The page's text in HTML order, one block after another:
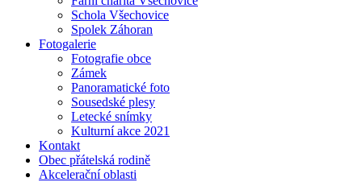
Schola Všechovice
Spolek Záhoran
Fotogalerie
Fotografie obce
Zámek
Panoramatické foto
Sousedské plesy
Letecké snímky
Kulturní akce 2021
Kontakt
Obec přátelská rodině
Akcelerační oblasti